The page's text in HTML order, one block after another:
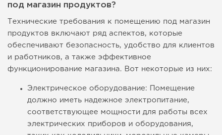
под магазин продуктов?
Технические требования к помещению под магазин
продуктов включают ряд аспектов, которые
обеспечивают безопасность, удобство для клиентов
и работников, а также эффективное
функционирование магазина. Вот некоторые из них:
Электрическое оборудование: Помещение
должно иметь надежное электропитание,
соответствующее мощности для работы всех
электрических приборов и оборудования,